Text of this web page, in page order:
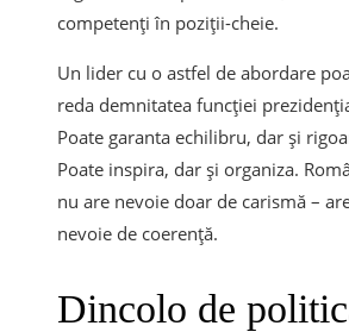
competenți în poziții-cheie.
Un lider cu o astfel de abordare
reda demnitatea funcției
Poate garanta echilibru, dar și
Poate inspira, dar și organiza.
nu are nevoie doar de carismă –
nevoie de coerență.
Dincolo de